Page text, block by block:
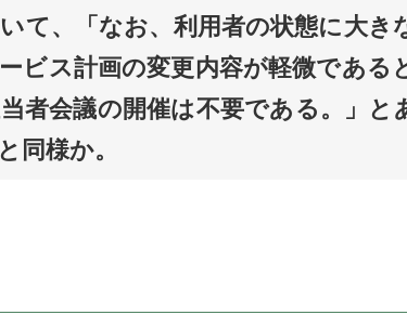
て、「なお、利用者の状態に大き
ビス計画の変更内容が軽微である
者会議の開催は不要である。」と
同様か。